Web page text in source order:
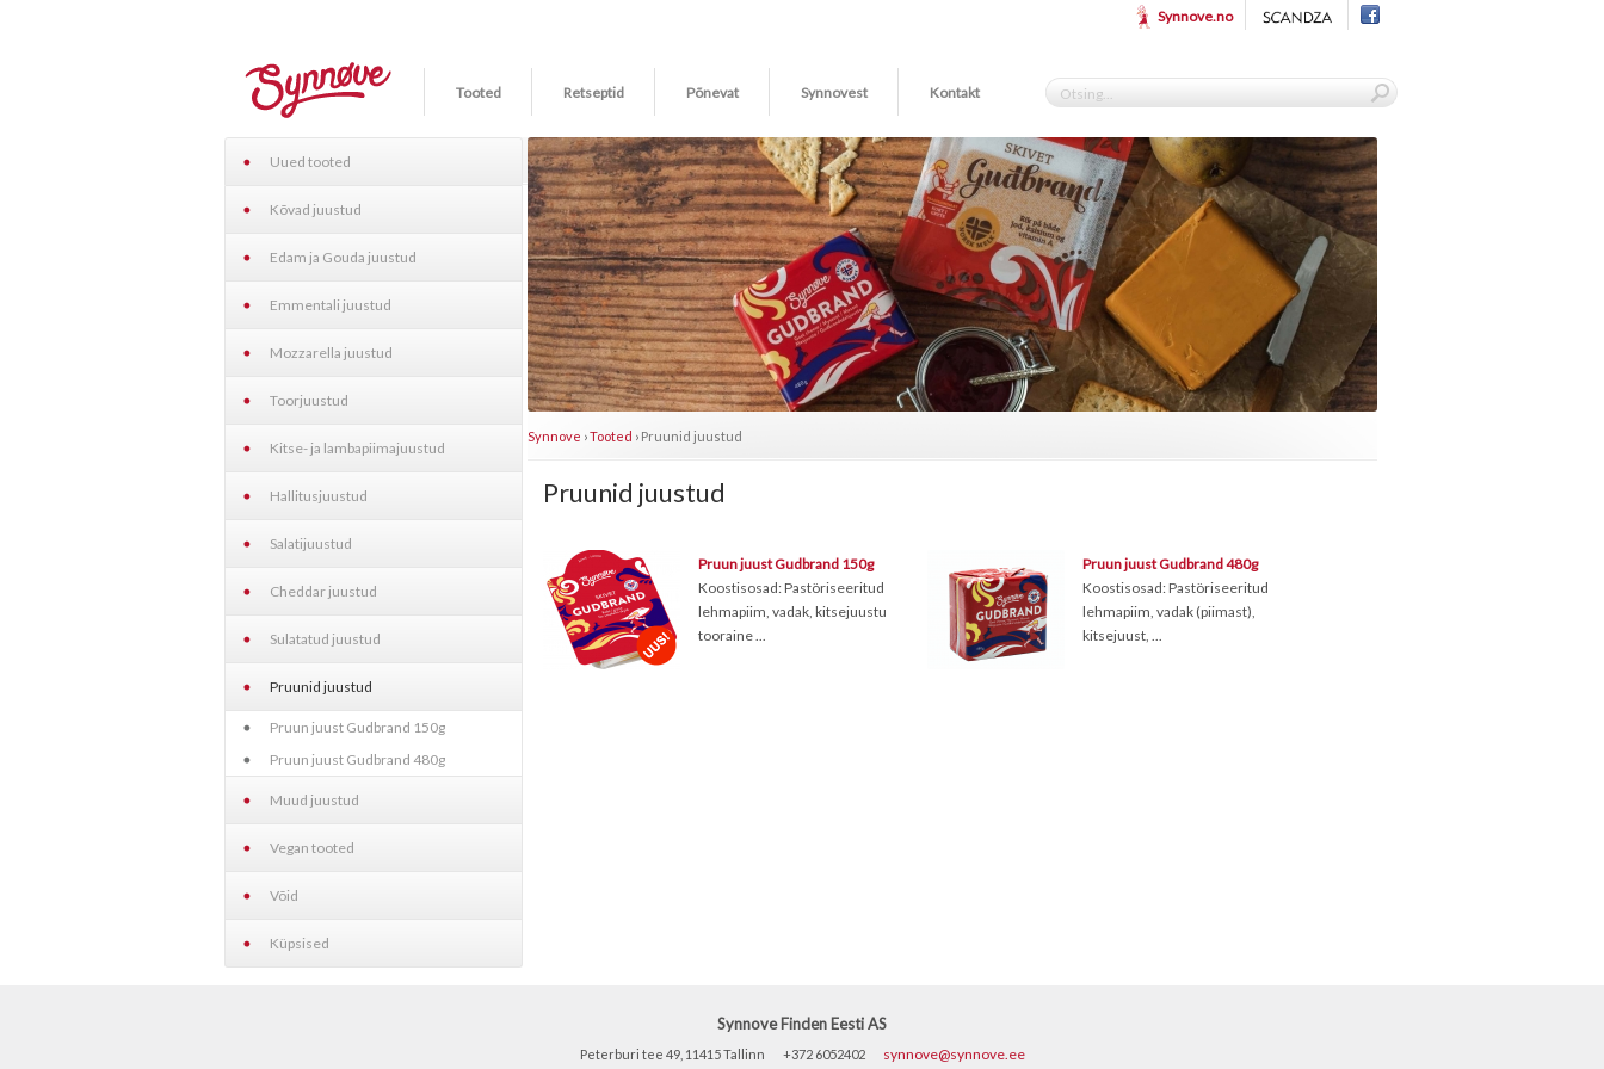
Synnove.no
Tooted Retseptid Põnevat Synnovest Kontakt
Uued tooted
Kõvad juustud
Edam ja Gouda juustud
Emmentali juustud
Mozzarella juustud
Toorjuustud
Kitse- ja lambapiimajuustud
Hallitusjuustud
Salatijuustud
Cheddar juustud
Sulatatud juustud
Pruunid juustud
Pruun juust Gudbrand 150g
Pruun juust Gudbrand 480g
Muud juustud
Vegan tooted
Võid
Küpsised
Synnove ›Tooted › Pruunid juustud
Pruunid juustud
Pruun juust Gudbrand 150g
Koostisosad: Pastöriseeritud
lehmapiim, vadak, kitsejuustu
tooraine ...
Pruun juust Gudbrand 480g
Koostisosad: Pastöriseeritud
lehmapiim, vadak (piimast),
kitsejuust, ...
Synnove Finden Eesti AS
Peterburi tee 49, 11415 Tallinn +372 6052402 synnove@synnove.ee